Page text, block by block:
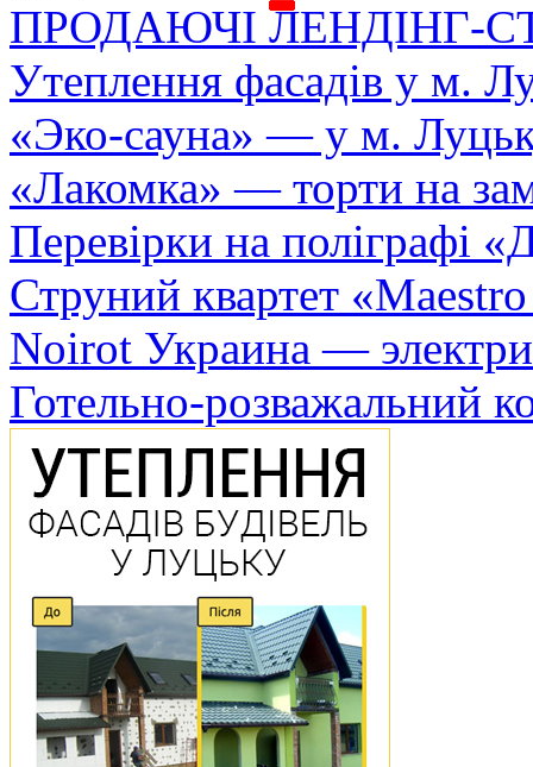
ПРОДАЮЧІ ЛЕНДІНГ-
Утеплення фасадів у м.
«Эко-сауна» — у м.
«Лакомка» — торти на
Перевірки на поліграфі
Струний квартет
Noirot Украина —
Готельно-розважальний